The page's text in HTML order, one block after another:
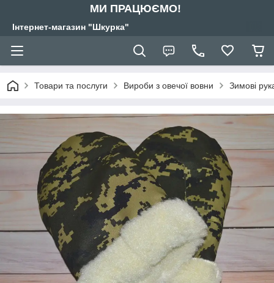
МИ ПРАЦЮЄМО!
Інтернет-магазин "Шкурка"
Товари та послуги Вироби з овечої вовни Зимові